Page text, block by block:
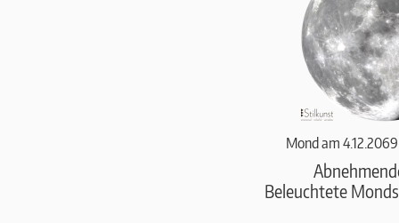
Mond am
Beleuchtete